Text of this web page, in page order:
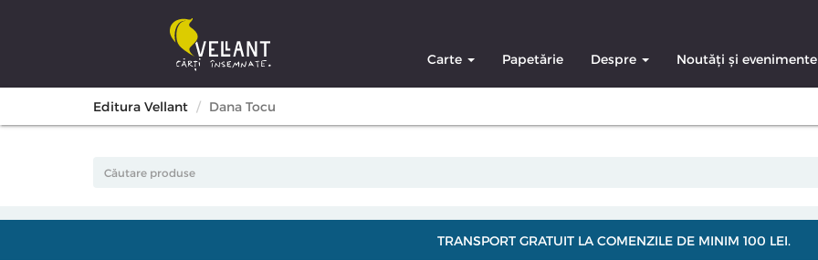
Carte Papetărie Despre Noutăți și evenimente
Editura Vellant Dana Tocu
TRANSPORT GRATUIT LA COMENZILE DE MINIM 100 LEI.